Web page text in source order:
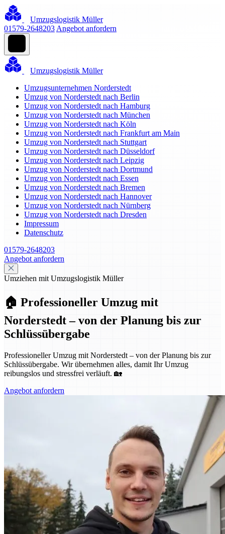
Umzugslogistik Müller
01579-2648203 Angebot anfordern
Umzugslogistik Müller
Umzugsunternehmen Norderstedt
Umzug von Norderstedt nach Berlin
Umzug von Norderstedt nach Hamburg
Umzug von Norderstedt nach München
Umzug von Norderstedt nach Köln
Umzug von Norderstedt nach Frankfurt am Main
Umzug von Norderstedt nach Stuttgart
Umzug von Norderstedt nach Düsseldorf
Umzug von Norderstedt nach Leipzig
Umzug von Norderstedt nach Dortmund
Umzug von Norderstedt nach Essen
Umzug von Norderstedt nach Bremen
Umzug von Norderstedt nach Hannover
Umzug von Norderstedt nach Nürnberg
Umzug von Norderstedt nach Dresden
Impressum
Datenschutz
01579-2648203
Angebot anfordern
Umziehen mit Umzugslogistik Müller
🏠 Professioneller Umzug mit
Norderstedt – von der Planung bis zur
Schlüssübergabe
Professioneller Umzug mit Norderstedt – von der Planung bis zur
Schlüssübergabe. Wir übernehmen alles, damit Ihr Umzug
reibungslos und stressfrei verläuft. 🏡
Angebot anfordern